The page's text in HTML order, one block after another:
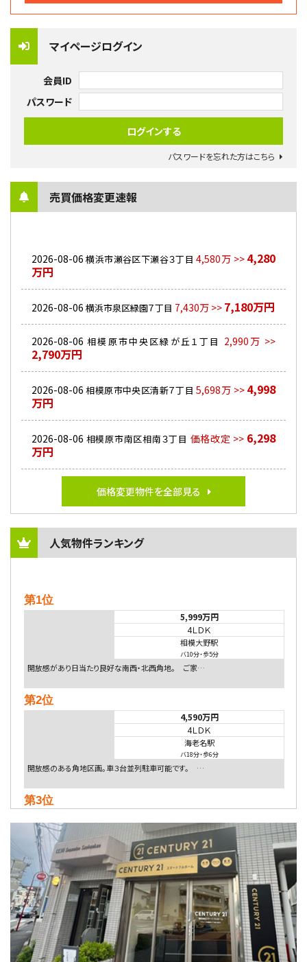
マイページログイン
会員ID
パスワード
パスワードを忘れた方はこちら
売買価格変更速報
2026-08-06 横浜市瀬谷区下瀬谷３丁目 4,580万 >> 4,280
万円
2026-08-06 横浜市泉区緑園７丁目 7,430万 >> 7,180万円
2026-08-06 相模原市中央区緑が丘１丁目 2,990万 >>
2,790万円
2026-08-06 相模原市中央区清新７丁目 5,698万 >> 4,998
万円
2026-08-06 相模原市南区相南３丁目 価格改定 >> 6,298
万円
価格変更物件を全部見る
人気物件ランキング
第1位
5,999万円
4ＬＤＫ
相模大野駅
バ10分・歩5分
開放感があり日当たり良好な南西・北西角地。 ご家…
第2位
4,590万円
4ＬＤＫ
海老名駅
バ18分・歩6分
開放感のある角地区画。車３台並列駐車可能です。 …
第3位
4ＬＤＫ
淵野辺駅
歩17分
南側道路に面しており日当たり良好。 キッチンから…
第4位
5,480万円
4ＬＤＫ
相模大野駅
バ9分・歩4分